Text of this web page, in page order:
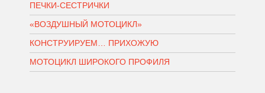
ПЕЧКИ-СЕСТРИЧКИ
«ВОЗДУШНЫЙ МОТОЦИКЛ»
КОНСТРУИРУЕМ… ПРИХОЖУЮ
МОТОЦИКЛ ШИРОКОГО ПРОФИЛЯ